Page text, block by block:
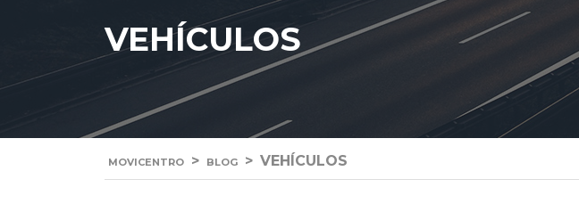
VEHÍCULOS
MOVICENTRO > BLOG > VEHÍCULOS